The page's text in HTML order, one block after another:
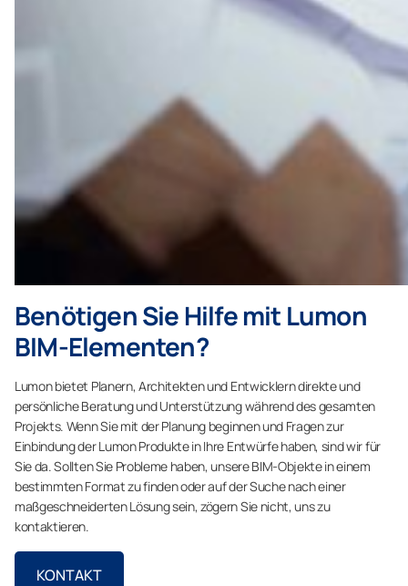
Benötigen Sie Hilfe mit Lumon
BIM-Elementen?
Lumon bietet Planern, Architekten und Entwicklern direkte und
persönliche Beratung und Unterstützung während des gesamten
Projekts. Wenn Sie mit der Planung beginnen und Fragen zur
Einbindung der Lumon Produkte in Ihre Entwürfe haben, sind wir für
Sie da. Sollten Sie Probleme haben, unsere BIM-Objekte in einem
bestimmten Format zu finden oder auf der Suche nach einer
maßgeschneiderten Lösung sein, zögern Sie nicht, uns zu
kontaktieren.
KONTAKT